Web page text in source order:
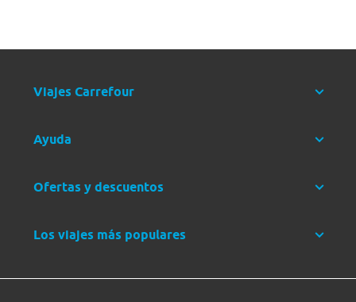
Viajes Carrefour
Ayuda
Ofertas y descuentos
Los viajes más populares